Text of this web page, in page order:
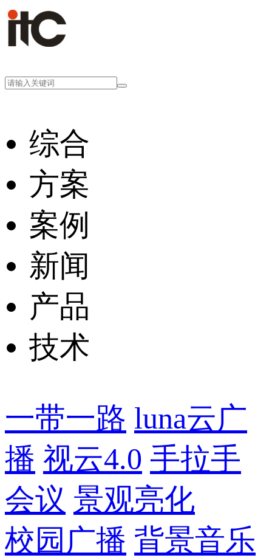
综合
方案
案例
新闻
产品
技术
一带一路 luna云广
播 视云4.0 手拉手
会议 景观亮化
校园广播 背景音乐